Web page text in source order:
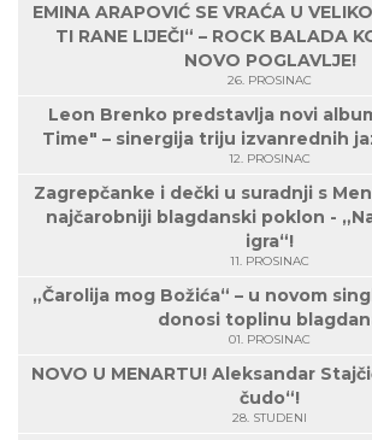
EMINA ARAPOVIĆ SE VRAĆA U
TI RANE LIJEČI“ – ROCK BALADA
NOVO POGLAVLJE!
26. PROSINAC
Leon Brenko predstavlja novi
Time" – sinergija triju izvanrednih
12. PROSINAC
Zagrepčanke i dečki u suradnji s
najčarobniji blagdanski poklon -
igra“!
11. PROSINAC
„Čarolija mog Božića“ – u novom
donosi toplinu
01. PROSINAC
NOVO U MENARTU! Aleksandar
čudo“!
28. STUDENI